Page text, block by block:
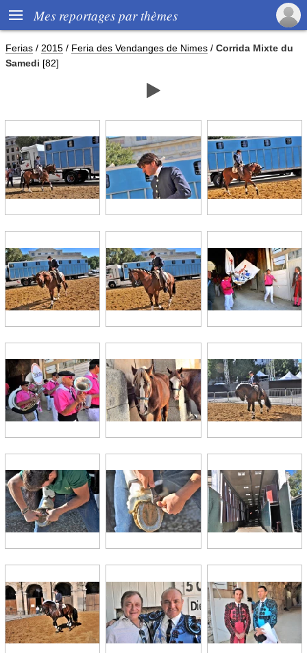
 Mes reportages par thèmes
Ferias / 2015 / Feria des Vendanges de Nimes / Corrida Mixte du
Samedi [82]
